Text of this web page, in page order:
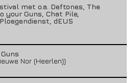
met o.a. Deftones, The
your Guns, Chat Pile,
dEUS
Nor (Heerlen))